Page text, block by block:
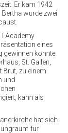
Er kam 1942
wurde zwei
Academy
eines
konnte.
St. Gallen,
Brut, zu einem
und
kann als
hat sich
für